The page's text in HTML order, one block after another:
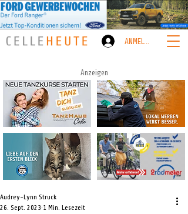
ANMELDEN
Anzeigen
Audrey-Lynn Struck
26. Sept. 2023 1 Min. Lesezeit